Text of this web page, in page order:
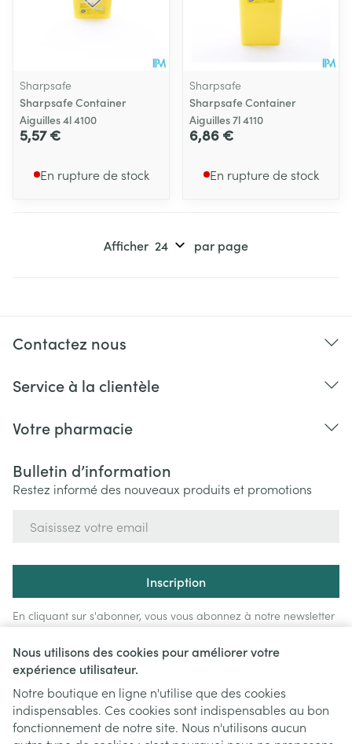
Nous utilisons des cookies pour améliorer votre
expérience utilisateur.
Notre boutique en ligne n'utilise que des cookies
indispensables. Ces cookies sont indispensables au bon
fonctionnement de notre site. Nous n'utilisons aucun
Sharpsafe
Sharpsafe Container
Aiguilles 4l 4100
5,57 €
En rupture de stock
Sharpsafe
Sharpsafe Container
Aiguilles 7l 4110
6,86 €
En rupture de stock
Afficher par page
Contactez nous
Service à la clientèle
Votre pharmacie
Bulletin d’information
Restez informé des nouveaux produits et promotions
Inscription
En cliquant sur s'abonner, vous vous abonnez à notre newsletter
et acceptez notrepolitique de confidentialité.